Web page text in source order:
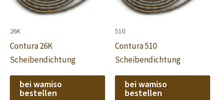
26K
Contura 26K
Scheibendichtung
bei wamiso
bestellen
510
Contura 510
Scheibendichtung
bei wamiso
bestellen